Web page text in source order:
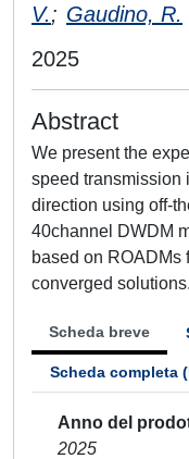
V.; Gaudino, R.
2025
Abstract
We present the
speed transmission
direction using off-
40channel DWDM
based on ROADMs
converged solutions.
Scheda breve
Scheda completa
Anno del
2025